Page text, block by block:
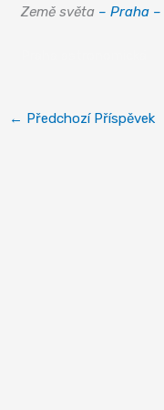
Země světa – Praha
← Předchozí Příspěvek